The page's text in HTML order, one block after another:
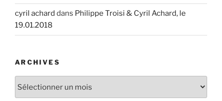
cyril achard dans Philippe Troisi & Cyril Achard, le
19.01.2018
ARCHIVES